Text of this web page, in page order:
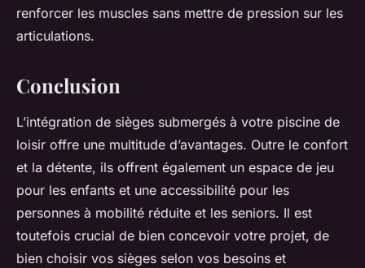
renforcer les muscles sans mettre de pression sur les
articulations.
Conclusion
L’intégration de sièges submergés à votre piscine de
loisir offre une multitude d’avantages. Outre le confort
et la détente, ils offrent également un espace de jeu
pour les enfants et une accessibilité pour les
personnes à mobilité réduite et les seniors. Il est
toutefois crucial de bien concevoir votre projet, de
bien choisir vos sièges selon vos besoins et